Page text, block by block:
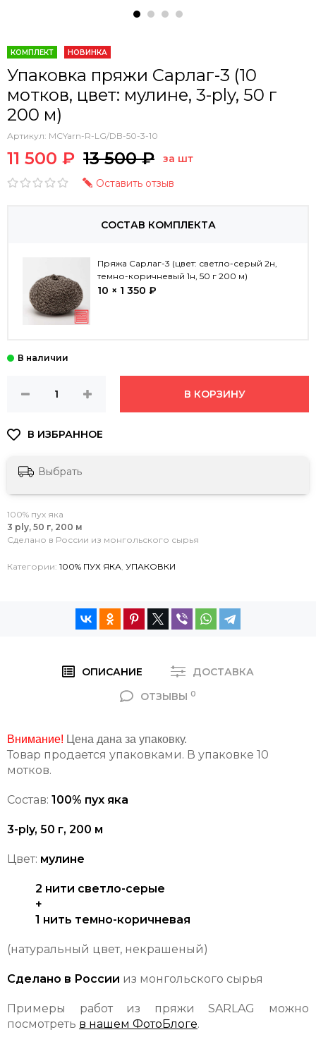
КОМПЛЕКТ НОВИНКА
Упаковка пряжи Сарлаг-3 (10
мотков, цвет: мулине, 3-ply, 50 г
200 м)
Артикул: MCYarn-R-LG/DB-50-3-10
11 500 ₽ 13 500 ₽
за шт
Оставить отзыв
СОСТАВ КОМПЛЕКТА
Пряжа Сарлаг-3 (цвет: светло-серый 2н,
темно-коричневый 1н, 50 г 200 м)
10 × 1 350 ₽
В КОРЗИНУ
Выбрать
100% пух яка
3 ply, 50 г, 200 м
Сделано в России из монгольского сырья
Категории: 100% ПУХ ЯКА УПАКОВКИ
ОПИСАНИЕ
ДОСТАВКА
ОТЗЫВЫ 0
Внимание! Цена дана за упаковку.
Товар продается упаковками. В упаковке 10
мотков.
Состав: 100% пух яка
3-ply, 50 г, 200 м
Цвет: мулине
2 нити светло-серые
+
1 нить темно-коричневая
(натуральный цвет, некрашеный)
Сделано в России из монгольского сырья
Примеры работ из пряжи SARLAG можно
посмотреть в нашем ФотоБлоге.